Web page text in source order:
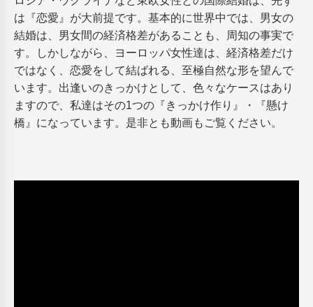
は『恋愛』が大前提です。基本的に世界中では、男女の
結婚は、男女間の経済格差があることも、周知の事実で
す。しかしながら、ヨーロッパ女性達は、経済格差だけ
ではなく、恋愛をして結ばれる、至極自然な形を望んで
います。出逢いのきっかけとして、色々なケースはあり
ますので、私達はその1つの『きっかけ作り』・『懸け
橋』になっています。是非とも動画もご覧ください。